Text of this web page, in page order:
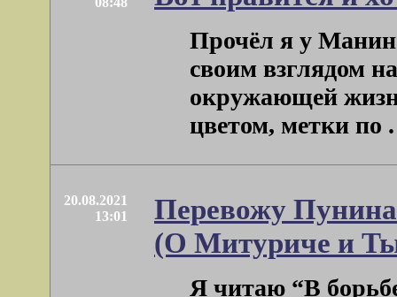
Прочёл я у
своим взглядом
окружающей
цветом, метки по
20.08.2021
13:01
Перевожу
(О Митуриче и
Я читаю “В